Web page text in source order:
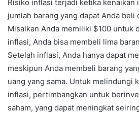
Risiko inflasi terjadi ketika kenaikan
jumlah barang yang dapat Anda beli
Misalkan Anda memiliki $100 untuk
inflasi, Anda bisa membeli lima
Setelah inflasi, Anda hanya dapat
meskipun Anda membeli barang
uang yang sama. Untuk melindungi
inflasi, pertimbangkan untuk
saham, yang dapat meningkat